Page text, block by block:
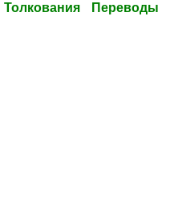
Толкования Переводы